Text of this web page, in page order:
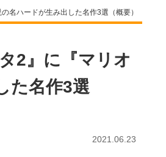
名ハードが生み出した名作3選（概要）
2』に『マリオ
た名作3選
2021.06.23